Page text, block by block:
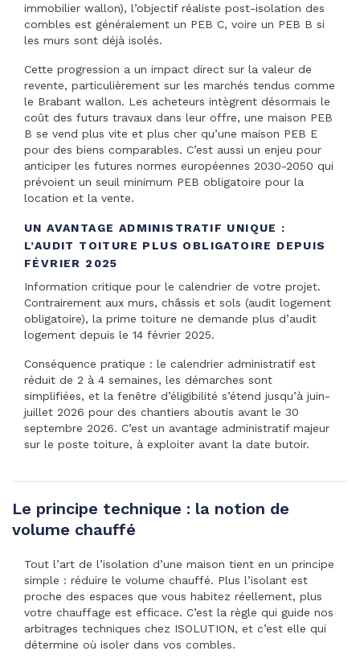
immobilier wallon), l’objectif réaliste post-isolation des
combles est généralement un PEB C, voire un PEB B si
les murs sont déjà isolés.
Cette progression a un impact direct sur la valeur de
revente, particulièrement sur les marchés tendus comme
le Brabant wallon. Les acheteurs intègrent désormais le
coût des futurs travaux dans leur offre, une maison PEB
B se vend plus vite et plus cher qu’une maison PEB E
pour des biens comparables. C’est aussi un enjeu pour
anticiper les futures normes européennes 2030-2050 qui
prévoient un seuil minimum PEB obligatoire pour la
location et la vente.
UN AVANTAGE ADMINISTRATIF UNIQUE :
L’AUDIT TOITURE PLUS OBLIGATOIRE DEPUIS
FÉVRIER 2025
Information critique pour le calendrier de votre projet.
Contrairement aux murs, châssis et sols (audit logement
obligatoire), la prime toiture ne demande plus d’audit
logement depuis le 14 février 2025.
Conséquence pratique : le calendrier administratif est
réduit de 2 à 4 semaines, les démarches sont
simplifiées, et la fenêtre d’éligibilité s’étend jusqu’à juin-
juillet 2026 pour des chantiers aboutis avant le 30
septembre 2026. C’est un avantage administratif majeur
sur le poste toiture, à exploiter avant la date butoir.
Le principe technique : la notion de
volume chauffé
Tout l’art de l’isolation d’une maison tient en un principe
simple : réduire le volume chauffé. Plus l’isolant est
proche des espaces que vous habitez réellement, plus
votre chauffage est efficace. C’est la règle qui guide nos
arbitrages techniques chez ISOLUTION, et c’est elle qui
détermine où isoler dans vos combles.